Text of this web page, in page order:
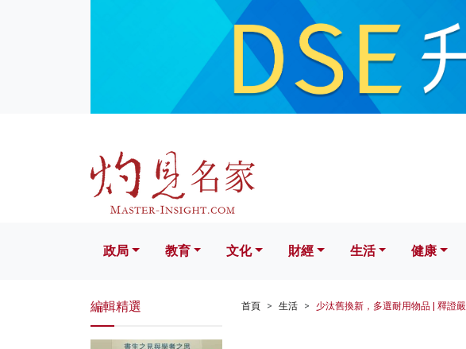
文化 財經 生活 健康
政局 教育 文化 財經 生活 健康
首頁 生活 少汰舊換新，多選耐用物品 | 釋證嚴
編輯精選